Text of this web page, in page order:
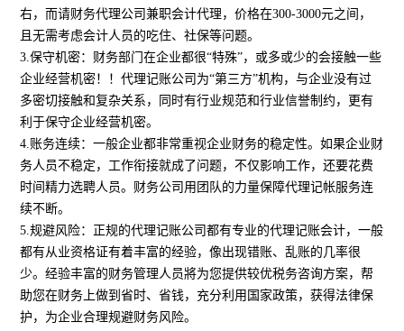
右，而请财务代理公司兼职会计代理，价格在300-3000元之间，
且无需考虑会计人员的吃住、社保等问题。
3.保守机密：财务部门在企业都很“特殊”，或多或少的会接触一些
企业经营机密！！代理记账公司为“第三方”机构，与企业没有过
多密切接触和复杂关系，同时有行业规范和行业信誉制约，更有
利于保守企业经营机密。
4.账务连续：一般企业都非常重视企业财务的稳定性。如果企业财
务人员不稳定，工作衔接就成了问题，不仅影响工作，还要花费
时间精力选聘人员。财务公司用团队的力量保障代理记帐服务连
续不断。
5.规避风险：正规的代理记账公司都有专业的代理记账会计，一般
都有从业资格证有着丰富的经验，像出现错账、乱账的几率很
少。经验丰富的财务管理人员將为您提供较优税务咨询方案，帮
助您在财务上做到省时、省钱，充分利用国家政策，获得法律保
护，为企业合理规避财务风险。